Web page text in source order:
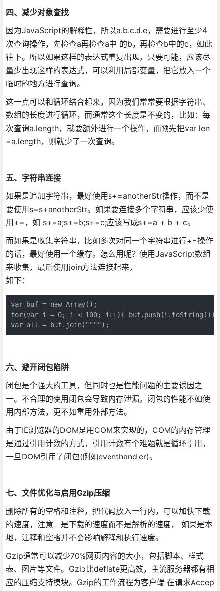
四、减少对象查找
因为JavaScript的解释性，所以a.b.c.d.e，需要进行至少4
次查询操作，先检查a再检查a中 的b，再检查b中的c，如此
往下。所以如果这样的表达式重复出现，只要可能，应该尽
量少出现这样的表达式，可以利用局部变量，把它放入一个
临时的地方进行查询。
这一点可以和循环结合起来，因为我们常常要根据字符串、
数组的长度进行循环，而通常这个长度是不变的，比如：每
次查询a.length，就要额外进行一个操作，而预先把var len
=a.length，则就少了一次查询。
五、 字符串连接
如果是追加字符串，最好使用s+=anotherStr操作，而不是
要使用s=s+anotherStr。如果要连接多个字符串，应该少使
用+=，如 s+=a;s+=b;s+=c;应该写成s+=a + b + c。
而如果是收集字符串，比如多次对同一个字符串进行+=操作
的话，最好使用一个缓存。怎么用呢？使用JavaScript数组
来收集，最后使用join方法连接起来，
如下：
var buf = new Array();
for(var i = 0; i < 100; i++){
var all = buf.join("""");
六、 避开闭包陷阱
闭包是个强大的工具，但同时也是性能问题的主要诱因之
一。不合理的使用闭包会导致内存泄漏。闭包的性能不如使
用内部方法，更不如重用外部方法。
由于IE浏览器的DOM是用COM来实现的，COM的内存管理
是通过引用计数的方式，引用计数有个难题就是循环引用，
一旦DOM引用了闭包(例如eventhandler)。
七、文件优化与启用Gzip压缩
删除所有的空格和注释，把代码放入一行内，可以加快下载
的速度，注意，是下载的速度而不是解析的速度， 如果是本
地，注释和空格并不会影响解释和执行速度。
Gzip通常可以减少70%网页内容的大小，包括脚本、样式
表、图片等文件。Gzip比deflate更高效，主流服务器都有相
应的压缩支持模块。Gzip的工作流程为客户端 在请求Accep